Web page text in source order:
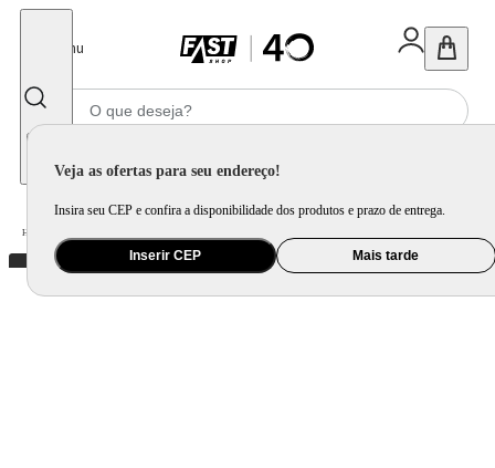
Menu
Veja as ofertas para seu endereço!
Insira seu CEP e confira a disponibilidade dos produtos e prazo de entrega.
Inserir CEP Mais tarde
Home